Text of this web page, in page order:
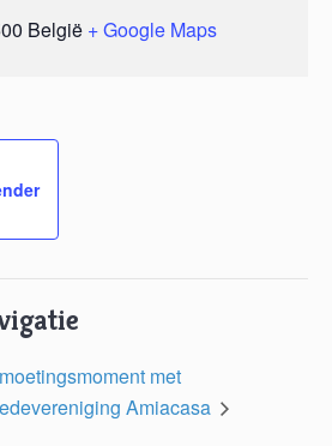
België + Google Maps
met
Amiacasa